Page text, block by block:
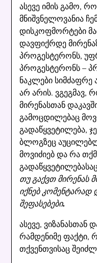
ასევე იმის გამო,
მნიშვნელოვანია
დისკოფმორტები
დავფიქრდე
პროგესტერონს,
პროგესტერონს –
ნაკლები სიმძაფრე
არ არის. ვგეგმავ,
მირენასთან
გამოცდილებაც
გადაწყვეტილება,
ბლოგზეც
მოვიძიებ და რა
თუ გაქვთ მირენას
იქნებ
შეფასებები.
ასევე, ვიზანასთან
რამდენიმე
თქვენთვისაც